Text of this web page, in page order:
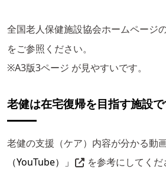
全国老人保健施設協会ホームページ
をご参照ください。
※A3版3ページ が見やすいです。
老健は在宅復帰を目指す施設
老健の支援（ケア）内容が分かる動
（YouTube）」
を参考にしてくだ